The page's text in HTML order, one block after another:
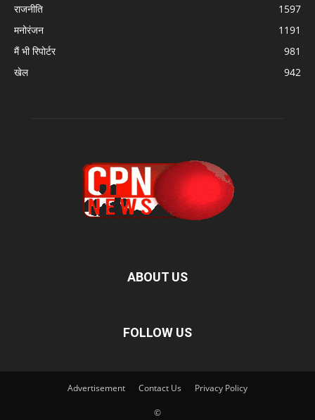
राजनीति
1597
मनोरंजन
1191
मैं भी रिपोर्टर
981
खेल
942
ABOUT US
FOLLOW US
Advertisement Contact Us Privacy Policy
©